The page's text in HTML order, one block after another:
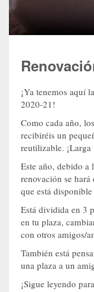
¡Ya tenemos aquí
2020-21!
Como cada año,
recibiréis un
reutilizable.
Este año, debido
renovación se
que está
Está dividida en 3
en tu plaza,
con otros amigos/
También está
una plaza a un
¡Sigue leyendo